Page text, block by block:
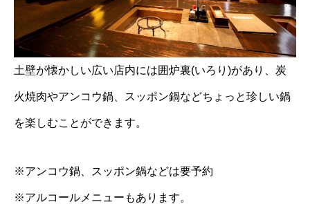
土壁が懐かしい広い店内には囲炉裏(いろり)があり、炭
火焼肉やアンコウ鍋、スッポン鍋などちょっと珍しい鍋
を楽しむことができます。
※アンコウ鍋、スッポン鍋などは要予約
※アルコールメニューもあります。